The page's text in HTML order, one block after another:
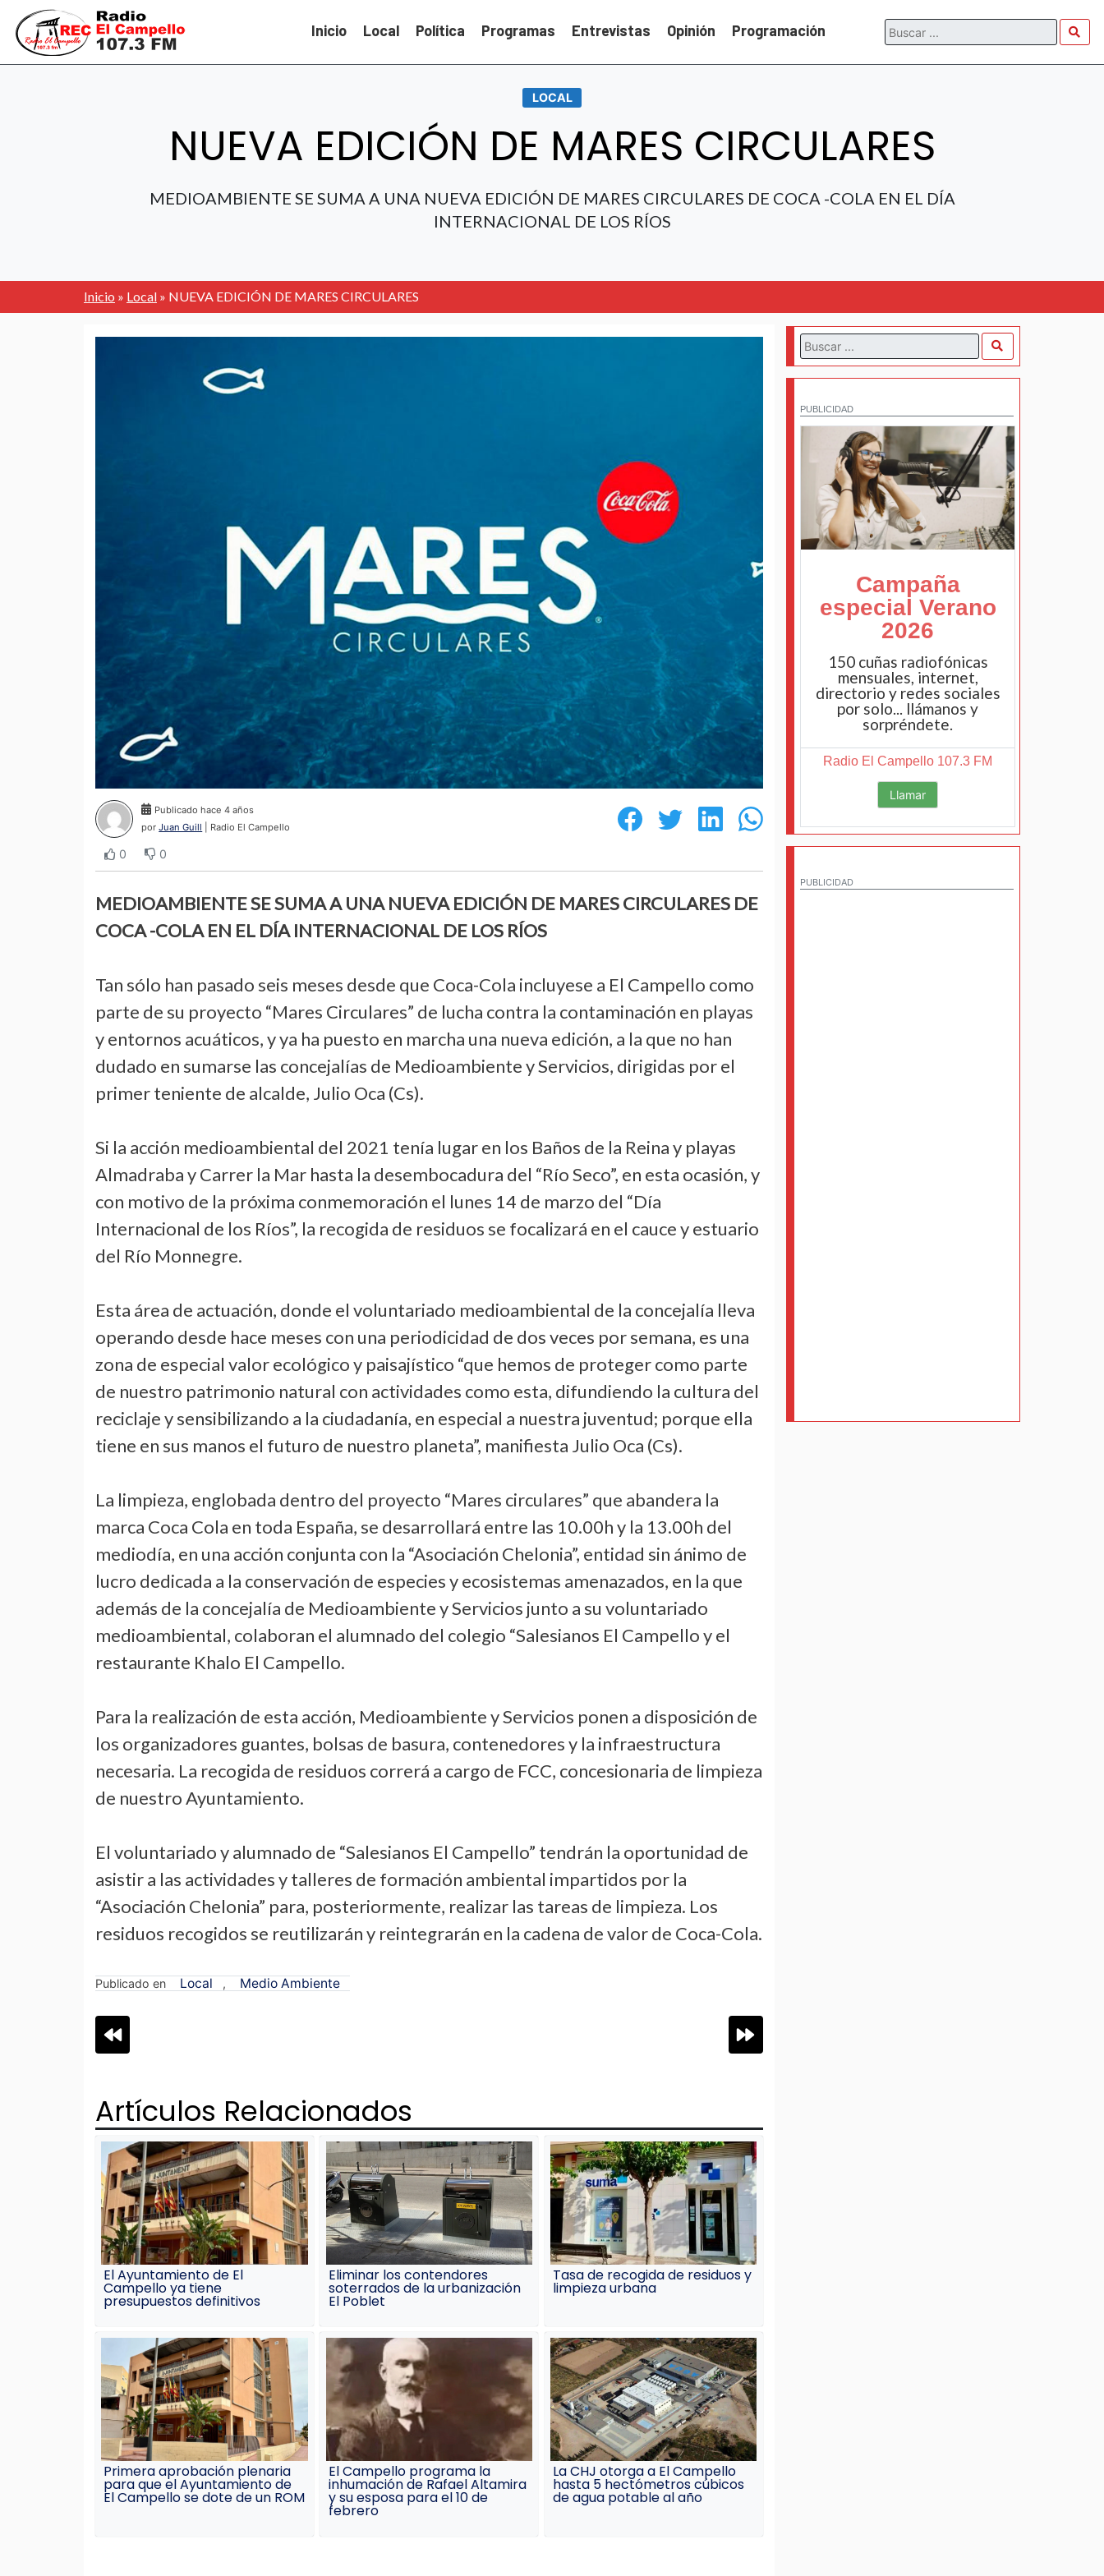
Inicio Local Política Programas Entrevistas Opinión Programación
LOCAL
NUEVA EDICIÓN DE MARES CIRCULARES
MEDIOAMBIENTE SE SUMA A UNA NUEVA EDICIÓN DE MARES CIRCULARES DE COCA -COLA EN EL DÍA
INTERNACIONAL DE LOS RÍOS
Inicio » Local » NUEVA EDICIÓN DE MARES CIRCULARES
Publicado hace 4 años
porJuan Guill | Radio El Campello
0 0
MEDIOAMBIENTE SE SUMA A UNA NUEVA EDICIÓN DE MARES CIRCULARES DE
COCA -COLA EN EL DÍA INTERNACIONAL DE LOS RÍOS
Tan sólo han pasado seis meses desde que Coca-Cola incluyese a El Campello como
parte de su proyecto “Mares Circulares” de lucha contra la contaminación en playas
y entornos acuáticos, y ya ha puesto en marcha una nueva edición, a la que no han
dudado en sumarse las concejalías de Medioambiente y Servicios, dirigidas por el
primer teniente de alcalde, Julio Oca (Cs).
Si la acción medioambiental del 2021 tenía lugar en los Baños de la Reina y playas
Almadraba y Carrer la Mar hasta la desembocadura del “Río Seco”, en esta ocasión, y
con motivo de la próxima conmemoración el lunes 14 de marzo del “Día
Internacional de los Ríos”, la recogida de residuos se focalizará en el cauce y estuario
del Río Monnegre.
Esta área de actuación, donde el voluntariado medioambiental de la concejalía lleva
operando desde hace meses con una periodicidad de dos veces por semana, es una
zona de especial valor ecológico y paisajístico “que hemos de proteger como parte
de nuestro patrimonio natural con actividades como esta, difundiendo la cultura del
reciclaje y sensibilizando a la ciudadanía, en especial a nuestra juventud; porque ella
tiene en sus manos el futuro de nuestro planeta”, manifiesta Julio Oca (Cs).
La limpieza, englobada dentro del proyecto “Mares circulares” que abandera la
marca Coca Cola en toda España, se desarrollará entre las 10.00h y la 13.00h del
mediodía, en una acción conjunta con la “Asociación Chelonia”, entidad sin ánimo de
lucro dedicada a la conservación de especies y ecosistemas amenazados, en la que
además de la concejalía de Medioambiente y Servicios junto a su voluntariado
medioambiental, colaboran el alumnado del colegio “Salesianos El Campello y el
restaurante Khalo El Campello.
Para la realización de esta acción, Medioambiente y Servicios ponen a disposición de
los organizadores guantes, bolsas de basura, contenedores y la infraestructura
necesaria. La recogida de residuos correrá a cargo de FCC, concesionaria de limpieza
de nuestro Ayuntamiento.
El voluntariado y alumnado de “Salesianos El Campello” tendrán la oportunidad de
asistir a las actividades y talleres de formación ambiental impartidos por la
“Asociación Chelonia” para, posteriormente, realizar las tareas de limpieza. Los
residuos recogidos se reutilizarán y reintegrarán en la cadena de valor de Coca-Cola.
Publicado en Local , Medio Ambiente
Navegación
de
entradas
Artículos Relacionados
El Ayuntamiento de El
Campello ya tiene
presupuestos definitivos
Eliminar los contendores
soterrados de la urbanización
El Poblet
Tasa de recogida de residuos y
limpieza urbana
Primera aprobación plenaria
para que el Ayuntamiento de
El Campello se dote de un ROM
El Campello programa la
inhumación de Rafael Altamira
y su esposa para el 10 de
febrero
La CHJ otorga a El Campello
hasta 5 hectómetros cúbicos
de agua potable al año
PUBLICIDAD
Campaña
especial Verano
2026
150 cuñas radiofónicas
mensuales, internet,
directorio y redes sociales
por solo... llámanos y
sorpréndete.
Radio El Campello 107.3 FM
Llamar
PUBLICIDAD